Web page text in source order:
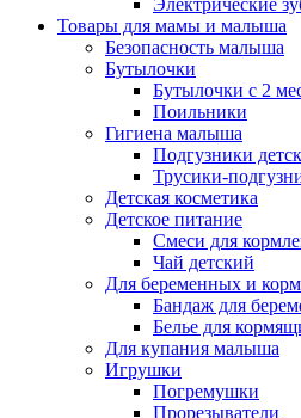
Электрические
Товары для мамы и малыша
Безопасность малыша
Бутылочки
Бутылочки с 2
Поильники
Гигиена малыша
Подгузники
Трусики-
Детская косметика
Детское питание
Смеси для
Чай детский
Для беременных и
Бандаж для
Белье для
Для купания малыша
Игрушки
Погремушки
Прорезыватели